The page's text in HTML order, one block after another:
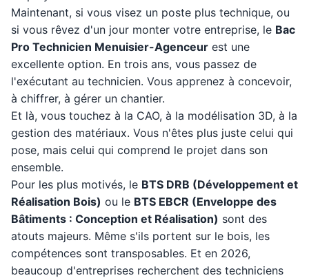
Maintenant, si vous visez un poste plus technique, ou
si vous rêvez d'un jour monter votre entreprise, le Bac
Pro Technicien Menuisier-Agenceur est une
excellente option. En trois ans, vous passez de
l'exécutant au technicien. Vous apprenez à concevoir,
à chiffrer, à gérer un chantier.
Et là, vous touchez à la CAO, à la modélisation 3D, à la
gestion des matériaux. Vous n'êtes plus juste celui qui
pose, mais celui qui comprend le projet dans son
ensemble.
Pour les plus motivés, le BTS DRB (Développement et
Réalisation Bois) ou le BTS EBCR (Enveloppe des
Bâtiments : Conception et Réalisation) sont des
atouts majeurs. Même s'ils portent sur le bois, les
compétences sont transposables. Et en 2026,
beaucoup d'entreprises recherchent des techniciens